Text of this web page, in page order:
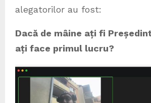
alegatorilor au fost:
Dacă de mâine ați fi
ați face primul lucru?